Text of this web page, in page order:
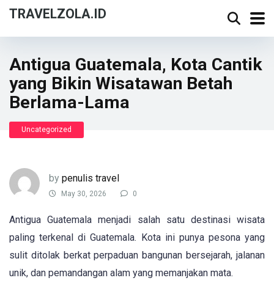
TRAVELZOLA.ID
Antigua Guatemala, Kota Cantik
yang Bikin Wisatawan Betah
Berlama-Lama
Uncategorized
by penulis travel
May 30, 2026 0
Antigua Guatemala menjadi salah satu destinasi wisata
paling terkenal di Guatemala. Kota ini punya pesona yang
sulit ditolak berkat perpaduan bangunan bersejarah, jalanan
unik, dan pemandangan alam yang memanjakan mata.